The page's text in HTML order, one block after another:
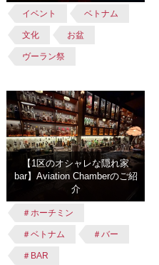
イベント ベトナム
文化 お盆
ヴーラン祭
【1区のオシャレな隠れ家
bar】Aviation Chamberのご紹
介
＃ホーチミン
＃ベトナム ＃バー
＃BAR